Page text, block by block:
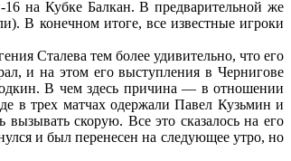
на Кубке Балкан. В предварительной же
В конечном итоге, все известные игроки
Сталева тем более удивительно, что его
и на этом его выступления в Чернигове
В чем здесь причина — в отношении
в трех матчах одержали Павел Кузьмин и
скорую. Все это сказалось на его
и был перенесен на следующее утро, но